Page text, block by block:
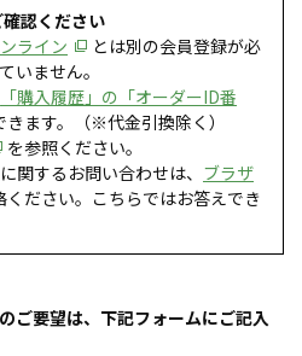
認ください
ライン
とは別の会員登録が必
いません。
「購入履歴」の「オーダーID番
ます。（※代金引換除く）
を参照ください。
関するお問い合わせは、 ブラザ
ください。こちらではお答えでき
ご要望は、下記フォームにご記入